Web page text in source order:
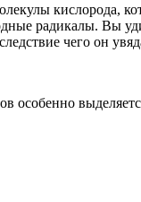
кислорода,
радикалы. Вы
чего он
особенно